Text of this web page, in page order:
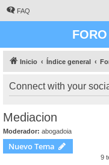
FAQ
Inicio Índice general
Connect with your
Mediacion
Moderador: abogadoia
Nuevo Tema
9